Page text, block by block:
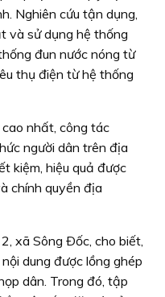
Nghiên cứu tận dụng,
và sử dụng hệ thống
đun nước nóng từ
thụ điện từ hệ thống
nhất, công tác
người dân trên địa
kiệm, hiệu quả được
chính quyền địa
xã Sông Ðốc, cho biết,
dung được lồng ghép
dân. Trong đó, tập